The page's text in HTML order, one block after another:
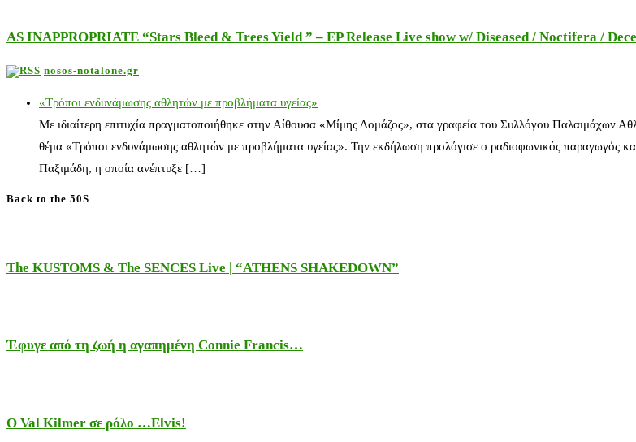
AS INAPPROPRIATE “Stars Bleed & Trees Yield ” – EP Release Live show w/ Diseased / Noctifera /
nosos-notalone.gr
«Τρόποι ενδυνάμωσης αθλητών με προβλήματα υγείας»
Με ιδιαίτερη επιτυχία πραγματοποιήθηκε στην Αίθουσα «Μίμης Δομάζος», στα γραφεία του Συλλόγου
θέμα «Τρόποι ενδυνάμωσης αθλητών με προβλήματα υγείας». Την εκδήλωση προλόγισε ο ραδιοφωνικός παραγωγός
Παξιμάδη, η οποία ανέπτυξε […]
Back to the 50S
The KUSTOMS & The SENCES Live | “ATHENS SHAKEDOWN”
Έφυγε από τη ζωή η αγαπημένη Connie Francis…
Ο Val Kilmer σε ρόλο …Elvis!